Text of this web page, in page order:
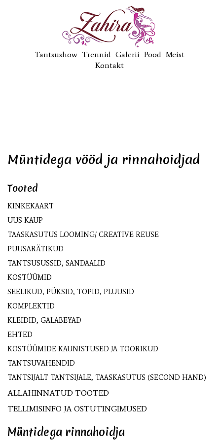
Tantsushow Trennid Galerii Pood Meist
Kontakt
Müntidega vööd ja rinnahoidjad
Tooted
KINKEKAART
UUS KAUP
TAASKASUTUS LOOMING/ CREATIVE REUSE
PUUSARÄTIKUD
TANTSUSUSSID, SANDAALID
KOSTÜÜMID
SEELIKUD, PÜKSID, TOPID, PLUUSID
KOMPLEKTID
KLEIDID, GALABEYAD
EHTED
KOSTÜÜMIDE KAUNISTUSED JA TOORIKUD
TANTSUVAHENDID
TANTSIJALT TANTSIJALE, TAASKASUTUS (SECOND HAND)
ALLAHINNATUD TOOTED
TELLIMISINFO JA OSTUTINGIMUSED
Müntidega rinnahoidja